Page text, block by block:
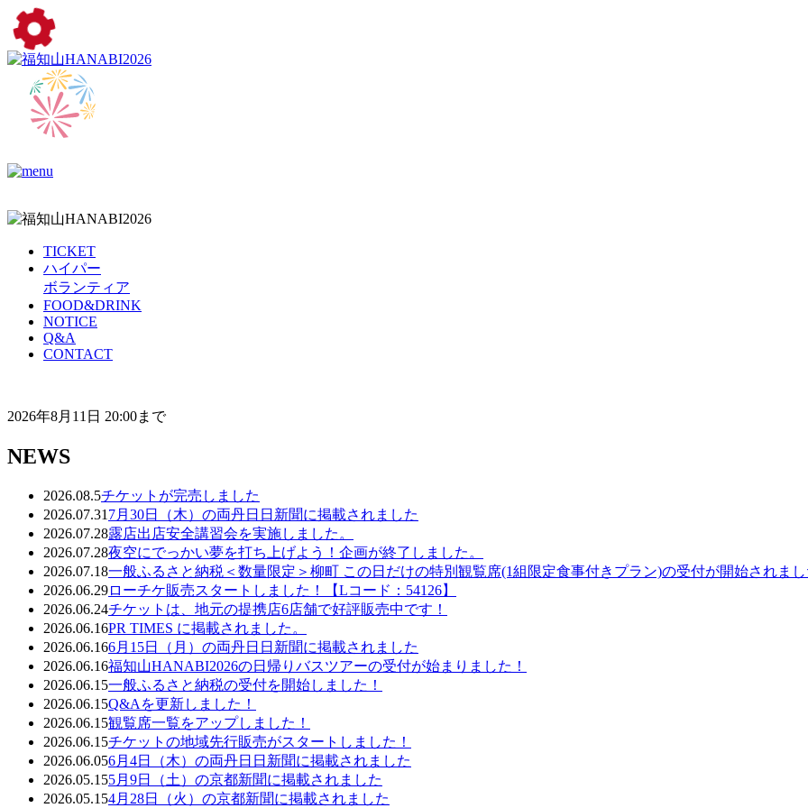
TICKET
ハイパー
ボランティア
FOOD&DRINK
NOTICE
Q&A
CONTACT
2026年8月11日 20:00まで
NEWS
2026.08.5チケットが完売しました
2026.07.31 7月30日（木）の両丹日日新聞に掲載されました
2026.07.28露店出店安全講習会を実施しました。
2026.07.28夜空にでっかい夢を打ち上げよう！企画が終了しました。
2026.07.18一般ふるさと納税＜数量限定＞柳町 この日だけの特別観覧席(1組限定食事付きプラン)の受付が開始されま
2026.06.29ローチケ販売スタートしました！【Lコード：54126】
2026.06.24チケットは、地元の提携店6店舗で好評販売中です！
2026.06.16PR TIMES に掲載されました。
2026.06.166月15日（月）の両丹日日新聞に掲載されました
2026.06.16福知山HANABI2026の日帰りバスツアーの受付が始まりました！
2026.06.15一般ふるさと納税の受付を開始しました！
2026.06.15Q&Aを更新しました！
2026.06.15観覧席一覧をアップしました！
2026.06.15チケットの地域先行販売がスタートしました！
2026.06.056月4日（木）の両丹日日新聞に掲載されました
2026.05.155月9日（土）の京都新聞に掲載されました
2026.05.154月28日（火）の京都新聞に掲載されました